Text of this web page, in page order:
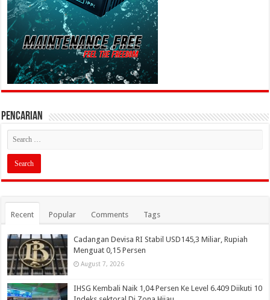
PENCARIAN
Recent Popular Comments Tags
Cadangan Devisa RI Stabil USD145,3 Miliar, Rupiah
Menguat 0,15 Persen
August 7, 2026
IHSG Kembali Naik 1,04 Persen Ke Level 6.409 Diikuti 10